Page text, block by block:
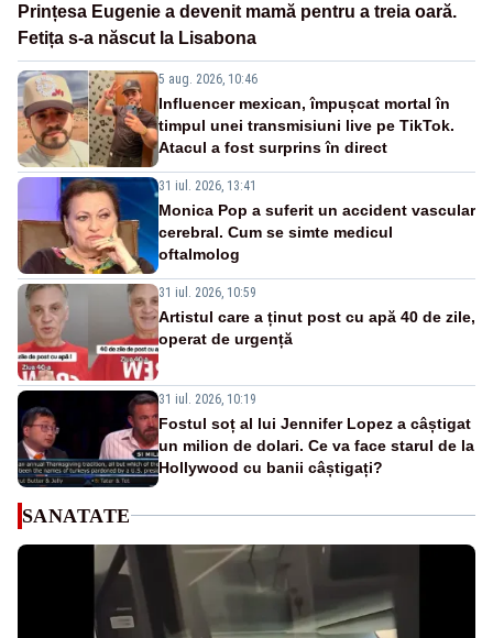
Prințesa Eugenie a devenit mamă pentru a treia oară.
Fetița s-a născut la Lisabona
5 aug. 2026, 10:46
Influencer mexican, împușcat mortal în
timpul unei transmisiuni live pe TikTok.
Atacul a fost surprins în direct
31 iul. 2026, 13:41
Monica Pop a suferit un accident vascular
cerebral. Cum se simte medicul
oftalmolog
31 iul. 2026, 10:59
Artistul care a ținut post cu apă 40 de zile,
operat de urgență
31 iul. 2026, 10:19
Fostul soț al lui Jennifer Lopez a câștigat
un milion de dolari. Ce va face starul de la
Hollywood cu banii câștigați?
SANATATE